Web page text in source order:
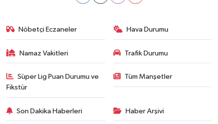
Nöbetçi Eczaneler Hava Durumu
Namaz Vakitleri Trafik Durumu
Süper Lig Puan Durumu ve
Fikstür
Tüm Manşetler
Son Dakika Haberleri Haber Arşivi